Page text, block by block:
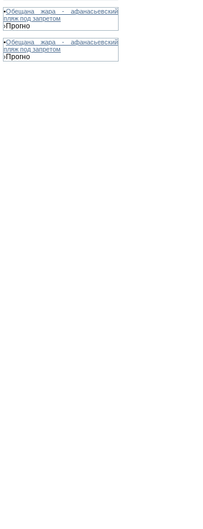
•Обещана жара - афанасьевский
пляж под запретом
›Прогно
•Обещана жара - афанасьевский
пляж под запретом
›Прогно